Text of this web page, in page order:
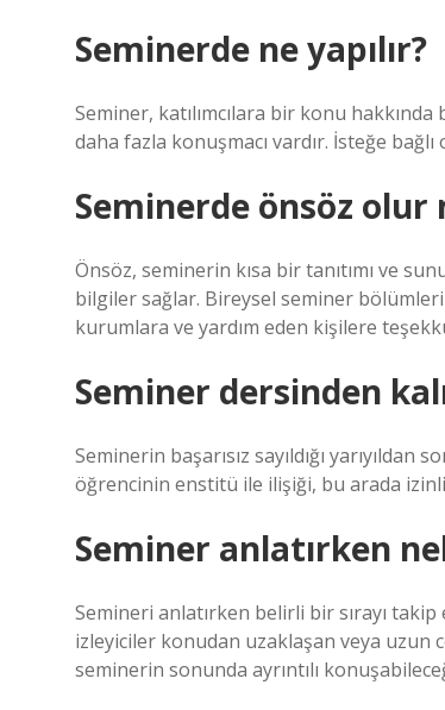
Seminerde ne yapılır?
Seminer, katılımcılara bir konu
daha fazla konuşmacı vardır. İsteğe
Seminerde önsöz olur
Önsöz, seminerin kısa bir tanıtımı ve
bilgiler sağlar. Bireysel seminer
kurumlara ve yardım eden kişilere
Seminer dersinden
Seminerin başarısız sayıldığı yarıyıldan
öğrencinin enstitü ile ilişiği, bu arada izinli
Seminer anlatırken
Semineri anlatırken belirli bir sırayı
izleyiciler konudan uzaklaşan veya uzun
seminerin sonunda ayrıntılı